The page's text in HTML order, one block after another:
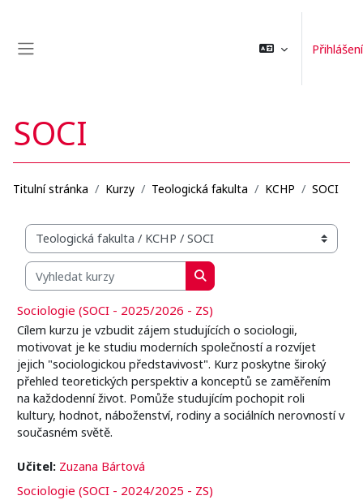
Přihlášení
SOCI
Titulní stránka Kurzy Teologická fakulta KCHP SOCI
Organizační struktura kurzů
Vyhledat kurzy
Vyhledat kurzy
Sociologie (SOCI - 2025/2026 - ZS)
Cílem kurzu je vzbudit zájem studujících o sociologii,
motivovat je ke studiu moderních společností a rozvíjet
jejich "sociologickou představivost". Kurz poskytne široký
přehled teoretických perspektiv a konceptů se zaměřením
na každodenní život. Pomůže studujícím pochopit roli
kultury, hodnot, náboženství, rodiny a sociálních nerovností v
současném světě.
Učitel: Zuzana Bártová
Sociologie (SOCI - 2024/2025 - ZS)